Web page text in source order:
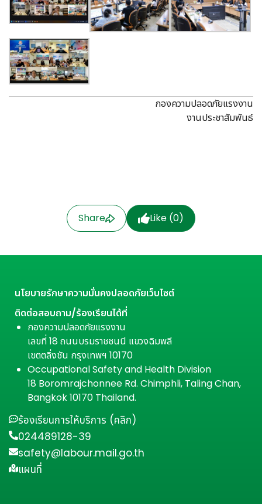
กองความปลอดภัยแรงงาน
งานประชาสัมพันธ์
Share Like (0)
นโยบายรักษาความมั่นคงปลอดภัยเว็บไซต์
ติดต่อสอบถาม/ร้องเรียนได้ที่
กองความปลอดภัยแรงงาน
เลขที่ 18 ถนนบรมราชชนนี แขวงฉิมพลี
เขตตลิ่งชัน กรุงเทพฯ 10170
Occupational Safety and Health Division
18 Boromrajchonnee Rd. Chimphli, Taling Chan,
Bangkok 10170 Thailand.
ร้องเรียนการให้บริการ (คลิก)
024489128-39
safety@labour.mail.go.th
แผนที่